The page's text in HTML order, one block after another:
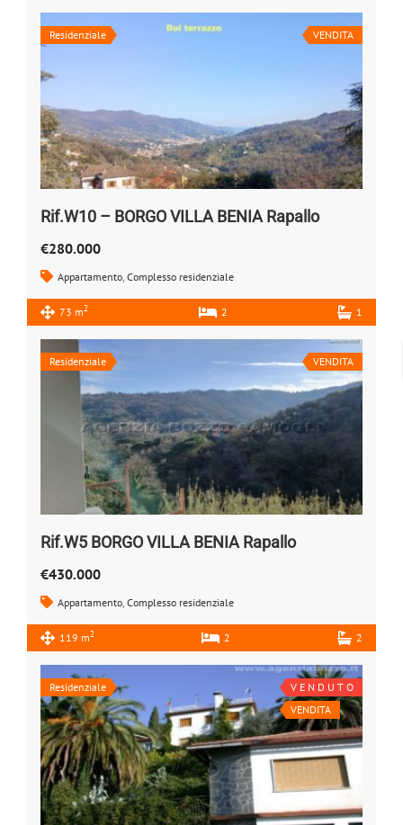
Residenziale VENDITA
Rif.W10 – BORGO VILLA BENIA Rapallo
€280.000
Appartamento Complesso residenziale
73 m2 2 1
Residenziale VENDITA
Rif.W5 BORGO VILLA BENIA Rapallo
€430.000
Appartamento Complesso residenziale
119 m2 2 2
Residenziale
V E N D U T O
VENDITA